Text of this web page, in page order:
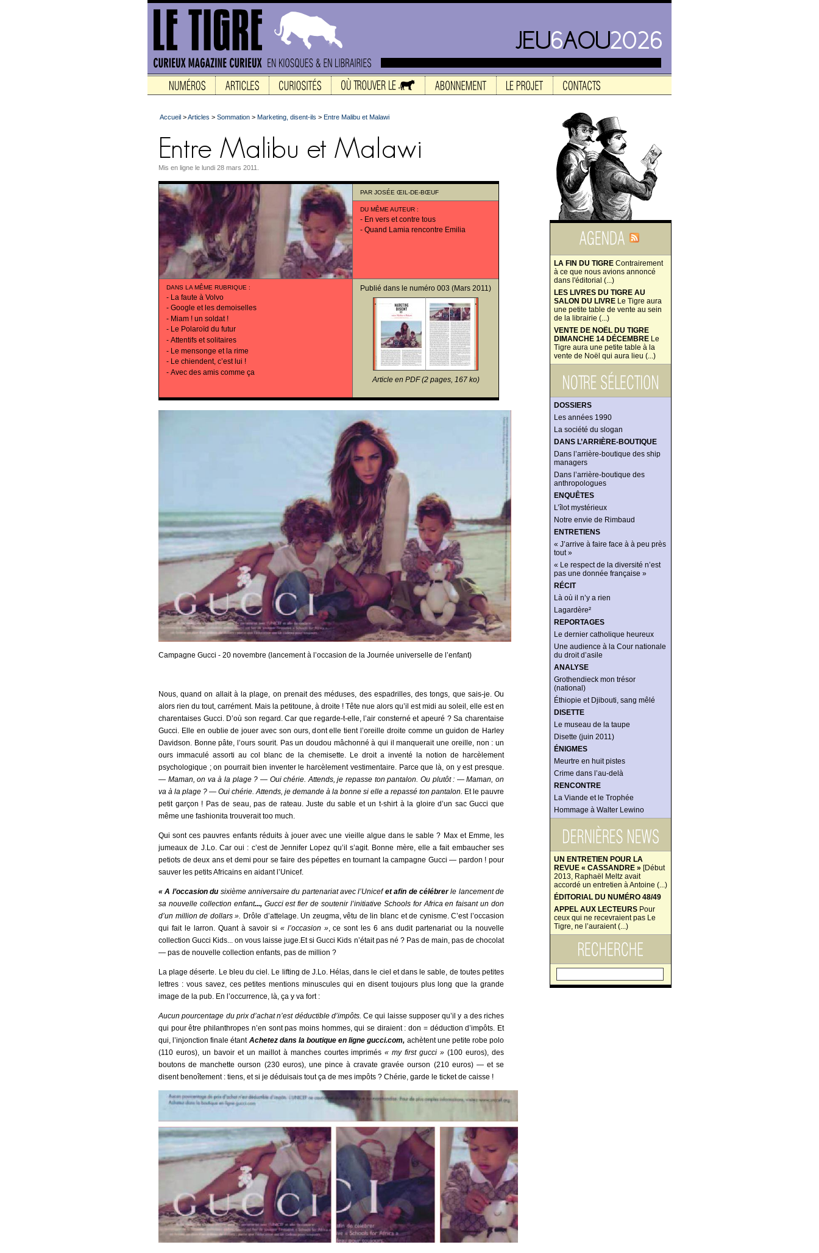
LA FIN DU TIGRE Contrairement
à ce que nous avions annoncé
dans l'éditorial (...)
LES LIVRES DU TIGRE AU
SALON DU LIVRE Le Tigre aura
une petite table de vente au sein
de la librairie (...)
VENTE DE NOËL DU TIGRE
DIMANCHE 14 DÉCEMBRE Le
Tigre aura une petite table à la
vente de Noël qui aura lieu (...)
DOSSIERS
Les années 1990
La société du slogan
DANS L’ARRIÈRE-BOUTIQUE
Dans l’arrière-boutique des ship
managers
Dans l’arrière-boutique des
anthropologues
ENQUÊTES
L’îlot mystérieux
Notre envie de Rimbaud
ENTRETIENS
« J’arrive à faire face à à peu près
tout »
« Le respect de la diversité n’est
pas une donnée française »
RÉCIT
Là où il n’y a rien
Lagardère²
REPORTAGES
Le dernier catholique heureux
Une audience à la Cour nationale
du droit d’asile
ANALYSE
Grothendieck mon trésor
(national)
Éthiopie et Djibouti, sang mêlé
DISETTE
Le museau de la taupe
Disette (juin 2011)
ÉNIGMES
Meurtre en huit pistes
Crime dans l’au-delà
RENCONTRE
La Viande et le Trophée
Hommage à Walter Lewino
UN ENTRETIEN POUR LA
REVUE « CASSANDRE » [Début
2013, Raphaël Meltz avait
accordé un entretien à Antoine (...)
ÉDITORIAL DU NUMÉRO 48/49
APPEL AUX LECTEURS Pour
ceux qui ne recevraient pas Le
Tigre, ne l’auraient (...)
Accueil >Articles > Sommation > Marketing, disent-ils > Entre Malibu et Malawi
Mis en ligne le lundi 28 mars 2011.
PAR JOSÉE ŒIL-DE-BŒUF
DU MÊME AUTEUR :
- En vers et contre tous
- Quand Lamia rencontre Emilia
DANS LA MÊME RUBRIQUE :
- La faute à Volvo
- Google et les demoiselles
- Miam ! un soldat !
- Le Polaroïd du futur
- Attentifs et solitaires
- Le mensonge et la rime
- Le chiendent, c’est lui !
- Avec des amis comme ça
Publié dans le numéro 003 (Mars 2011)
Article en PDF (2 pages, 167 ko)
Campagne Gucci - 20 novembre (lancement à l’occasion de la Journée universelle de l’enfant)
Nous, quand on allait à la plage, on prenait des méduses, des espadrilles, des tongs, que sais-je. Ou
alors rien du tout, carrément. Mais la petitoune, à droite ! Tête nue alors qu’il est midi au soleil, elle est en
charentaises Gucci. D’où son regard. Car que regarde-t-elle, l’air consterné et apeuré ? Sa charentaise
Gucci. Elle en oublie de jouer avec son ours, dont elle tient l’oreille droite comme un guidon de Harley
Davidson. Bonne pâte, l’ours sourit. Pas un doudou mâchonné à qui il manquerait une oreille, non : un
ours immaculé assorti au col blanc de la chemisette. Le droit a inventé la notion de harcèlement
psychologique ; on pourrait bien inventer le harcèlement vestimentaire. Parce que là, on y est presque.
— Maman, on va à la plage ? — Oui chérie. Attends, je repasse ton pantalon. Ou plutôt: —Maman, on
va à la plage ? — Oui chérie. Attends, je demande à la bonne si elle a repassé ton pantalon. Et le pauvre
petit garçon ! Pas de seau, pas de rateau. Juste du sable et un t-shirt à la gloire d’un sac Gucci que
même une fashionita trouverait too much.
Qui sont ces pauvres enfants réduits à jouer avec une vieille algue dans le sable ? Max et Emme, les
jumeaux de J.Lo. Car oui : c’est de Jennifer Lopez qu’il s’agit. Bonne mère, elle a fait embaucher ses
petiots de deux ans et demi pour se faire des pépettes en tournant la campagne Gucci — pardon ! pour
sauver les petits Africains en aidant l’Unicef.
« A l’occasion du sixième anniversaire du partenariat avec l’Unicefet afin de célébrer le lancement de
sa nouvelle collection enfant..., Gucci est fier de soutenir l’initiative Schools for Africa en faisant un don
d’un million de dollars ». Drôle d’attelage. Un zeugma, vêtu de lin blanc et de cynisme. C’est l’occasion
qui fait le larron. Quant à savoir si « l’occasion », ce sont les 6 ans dudit partenariat ou la nouvelle
collection Gucci Kids... on vous laisse juge.Et si Gucci Kids n’était pas né ? Pas de main, pas de chocolat
— pas de nouvelle collection enfants, pas de million ?
La plage déserte. Le bleu du ciel. Le lifting de J.Lo. Hélas, dans le ciel et dans le sable, de toutes petites
lettres : vous savez, ces petites mentions minuscules qui en disent toujours plus long que la grande
image de la pub. En l’occurrence, là, ça y va fort :
Aucun pourcentage du prix d’achat n’est déductible d’impôts. Ce qui laisse supposer qu’il y a des riches
qui pour être philanthropes n’en sont pas moins hommes, qui se diraient : don = déduction d’impôts. Et
qui, l’injonction finale étant Achetez dans la boutique en ligne gucci.com, achètent une petite robe polo
(110 euros), un bavoir et un maillot à manches courtes imprimés« my first gucci » (100 euros), des
boutons de manchette ourson (230 euros), une pince à cravate gravée ourson (210 euros) — et se
disent benoîtement : tiens, et si je déduisais tout ça de mes impôts ? Chérie, garde le ticket de caisse !